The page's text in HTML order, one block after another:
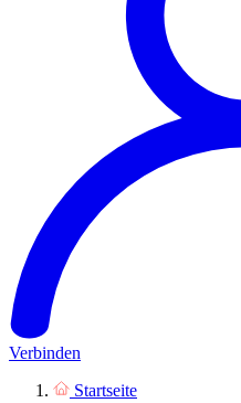
Verbinden
Startseite